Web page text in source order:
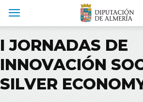
I JORNADAS DE
INNOVACIÓN
SILVER